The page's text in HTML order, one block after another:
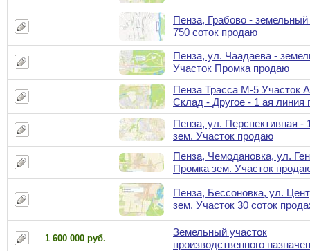
Пенза, Грабово - земельный
750 соток продаю
Пенза, ул. Чаадаева -
Участок Промка продаю
Пенза Трасса М-5 Участок
Склад - Другое - 1 ая линия
Пенза, ул. Перспективная -
зем. Участок продаю
Пенза, Чемодановка, ул.
Промка зем. Участок
Пенза, Бессоновка, ул.
зем. Участок 30 соток
1 600 000 руб.
Земельный участок
производственного